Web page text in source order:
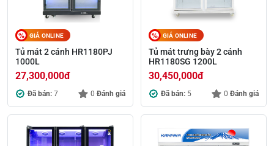
GIÁ ONLINE
Tủ mát 2 cánh HR1180PJ
1000L
27,300,000đ
Đã bán: 7 0 Đánh giá
GIÁ ONLINE
Tủ mát trưng bày 2 cánh
HR1180SG 1200L
30,450,000đ
Đã bán: 5 0 Đánh giá